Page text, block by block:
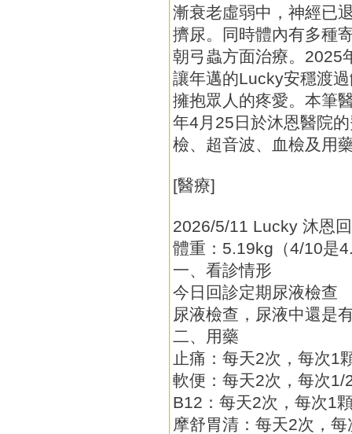
漸衰老虛弱中，神經已
擠尿。同時體內有多種
朝弓蟲方面治療。2025
讓年邁的Lucky安穩渡
擁抱眾人的疼愛。本筆
年4月25日於沐恩醫院
檢、超音波、血檢及用
[醫療]
2026/5/11 Lucky 沐恩
體重：5.19kg（4/10是
一、看診情形
今日回診定期尿液檢查
尿液檢查，尿液中還是
二、用藥
止痛：每天2次，每次1
軟便：每天2次，每次1/
B12：每天2次，每次1
摩舒胃清：每天2次，